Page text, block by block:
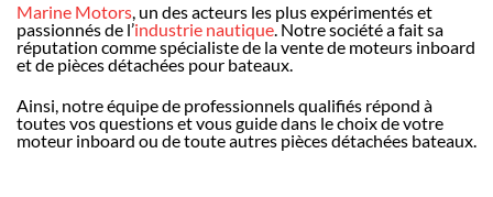
Marine Motors, un des acteurs les plus expérimentés et
passionnés de l’industrie nautique. Notre société a fait sa
réputation comme spécialiste de la vente de moteurs inboard
et de pièces détachées pour bateaux.
Ainsi, notre équipe de professionnels qualifiés répond à
toutes vos questions et vous guide dans le choix de votre
moteur inboard ou de toute autres pièces détachées bateaux.